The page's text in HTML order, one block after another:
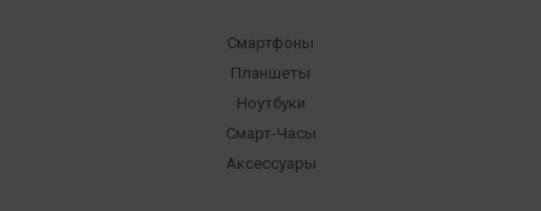
Смартфоны
Планшеты
Ноутбуки
Смарт-Часы
Аксессуары